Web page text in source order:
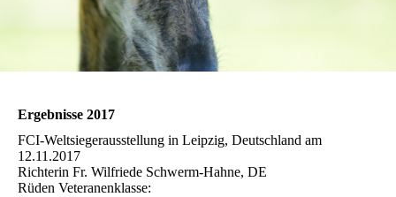
Ergebnisse 2017
FCI-Weltsiegerausstellung in Leipzig, Deutschland am
12.11.2017
Richterin Fr. Wilfriede Schwerm-Hahne, DE
Rüden Veteranenklasse: